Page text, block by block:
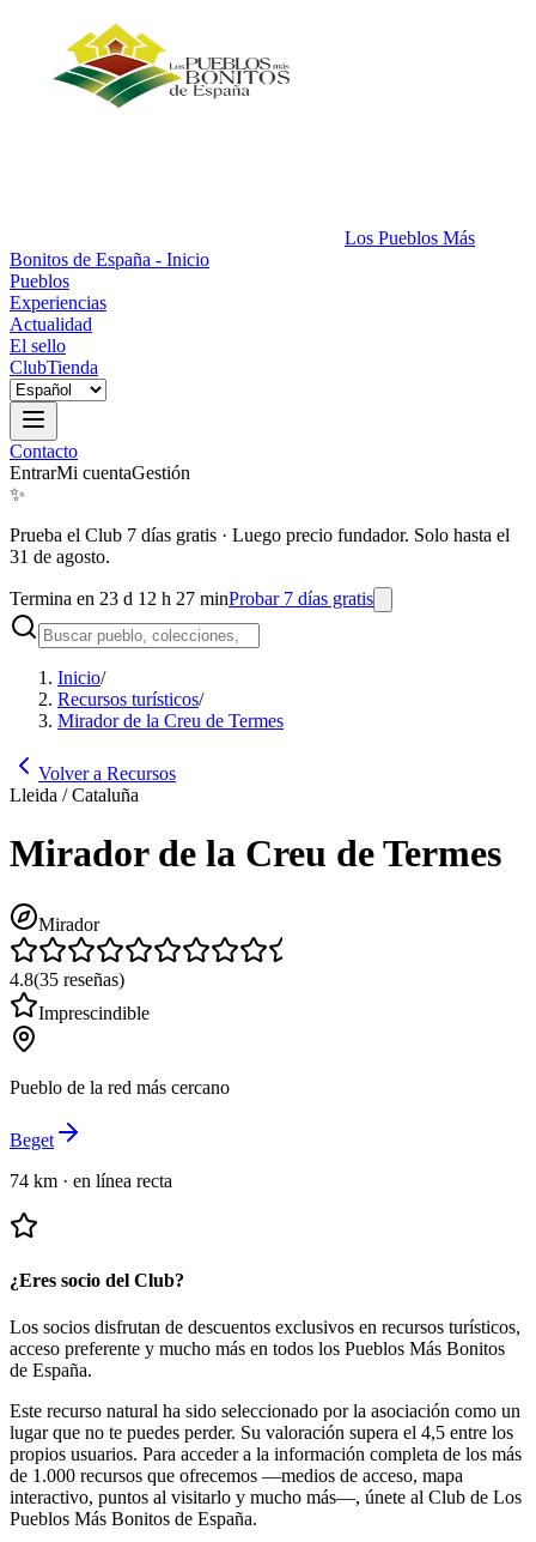
Los Pueblos Más
Bonitos de España - Inicio
Pueblos
Experiencias
Actualidad
El sello
ClubTienda
Contacto
EntrarMi cuentaGestión
✨
Prueba el Club 7 días gratis · Luego precio fundador. Solo hasta el
31 de agosto.
Termina en 23 d 12 h 27 minProbar 7 días gratis
Inicio/
Recursos turísticos/
Mirador de la Creu de Termes
Volver a Recursos
Lleida / Cataluña
Mirador de la Creu de Termes
Mirador
4.8(35 reseñas)
Imprescindible
Pueblo de la red más cercano
Beget
74 km · en línea recta
¿Eres socio del Club?
Los socios disfrutan de descuentos exclusivos en recursos turísticos,
acceso preferente y mucho más en todos los Pueblos Más Bonitos
de España.
Este recurso natural ha sido seleccionado por la asociación como un
lugar que no te puedes perder. Su valoración supera el 4,5 entre los
propios usuarios. Para acceder a la información completa de los más
de 1.000 recursos que ofrecemos —medios de acceso, mapa
interactivo, puntos al visitarlo y mucho más—, únete al Club de Los
Pueblos Más Bonitos de España.